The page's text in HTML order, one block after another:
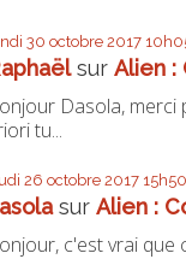
30 octobre 2017
surAlien :
Dasola,
tu...
26 octobre 2017 15h50
surAlien :
c'est vrai que